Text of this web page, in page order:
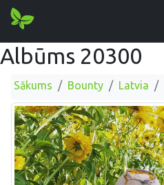
Albūms 20300
Sākums Bounty Latvia